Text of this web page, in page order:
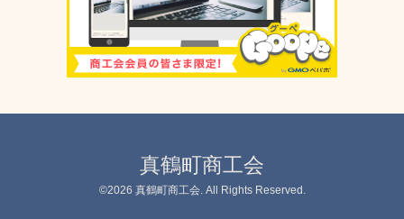
真鶴町商工会
©2026 真鶴町商工会. All Rights Reserved.